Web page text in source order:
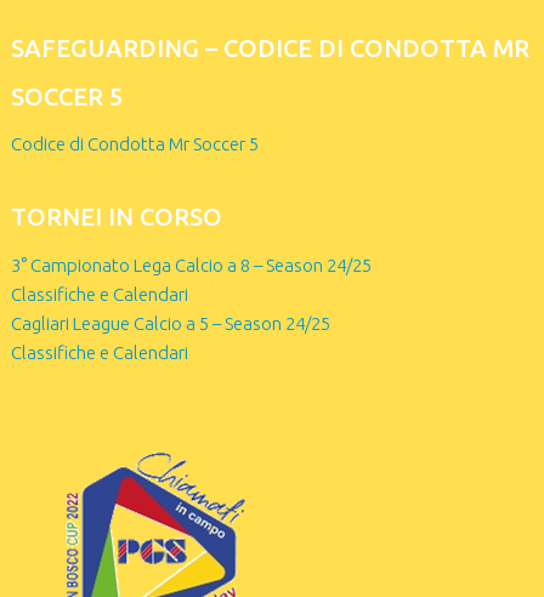
SAFEGUARDING – CODICE DI CONDOTTA MR
SOCCER 5
Codice di Condotta Mr Soccer 5
TORNEI IN CORSO
3° Campionato Lega Calcio a 8 – Season 24/25
Classifiche e Calendari
Cagliari League Calcio a 5 – Season 24/25
Classifiche e Calendari